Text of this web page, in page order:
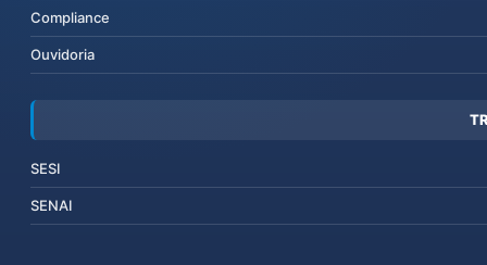
Compliance
Ouvidoria
SESI
SENAI